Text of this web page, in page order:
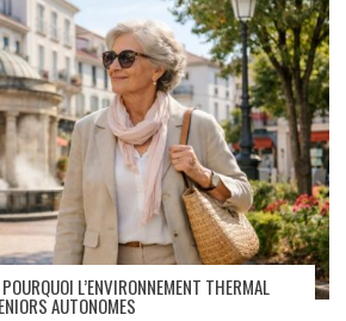
L’ENVIRONNEMENT THERMAL
AUTONOMES